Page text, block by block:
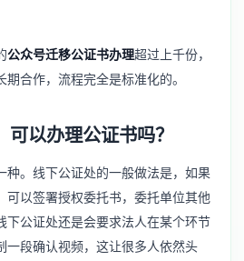
公众号迁移公证书办理超过上千份，
合作，流程完全是标准化的。
可以办理公证书吗？
种。线下公证处的一般做法是，如果
可以签署授权委托书，委托单位其他
下公证处还是会要求法人在某个环节
一段确认视频，这让很多人依然头